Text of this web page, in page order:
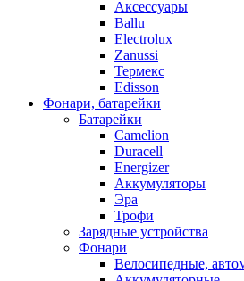
Аксессуары
Ballu
Electrolux
Zanussi
Термекс
Edisson
Фонари, батарейки
Батарейки
Camelion
Duracell
Energizer
Аккумуляторы
Эра
Трофи
Зарядные устройства
Фонари
Велосипедные,